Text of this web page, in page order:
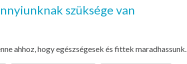
szüksége van
ahhoz, hogy egészségesek és fittek maradhassunk.